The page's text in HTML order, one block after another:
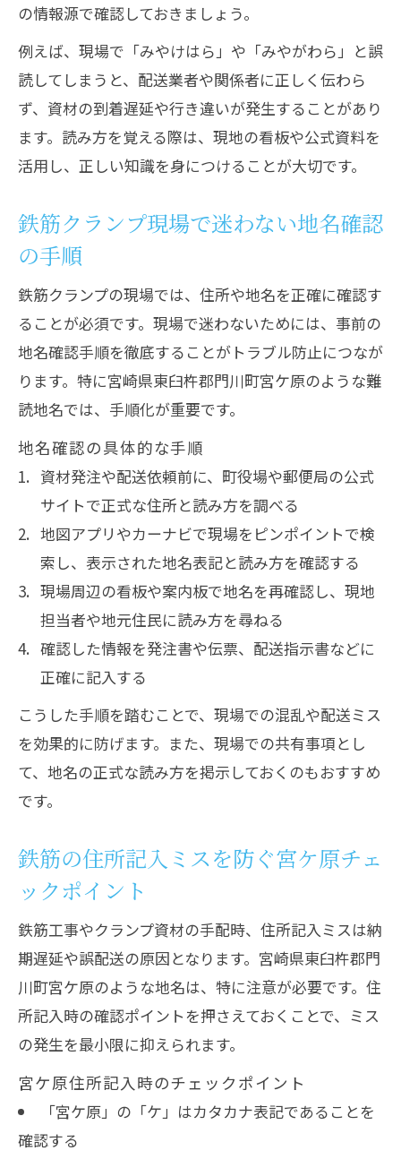
確認
鉄筋作業中に多い地名誤記の防止ポイン
ト
郵便番号検索で鉄筋現場地名を正確に把
握する方法
鉄筋の発注業務で役立つ難読地名の読み
鉄筋現場スタッフが知るべき宮ケ原の読
鉄筋工事に役立つ宮ケ原住所確認のコツ
鉄筋工事前に押さえるべき宮ケ原住所確
認術
鉄筋クランプ発注時の住所入力ミスを減
らす方法
鉄筋現場での郵便物誤送防止テクニック
鉄筋工事作業員向け宮ケ原住所の調べ方
現場効率化に繋がる鉄筋住所確認のポイ
ント
宮崎県門川町宮ケ原の難読地名を正確に把握
鉄筋工事で困らない宮ケ原地名の読み方
解説
郵便番号検索を活用した鉄筋工事地名確
認法
鉄筋クランプ業務で発生する地名誤記の
鉄筋発注時に重要な宮ケ原地名チェック
リスト
鉄筋クランプ配送時の宮ケ原読み方要点
まとめ
鉄筋現場スタッフが押さえるべき地名の
正しい読み方
ガイド
鉄筋発注時に役立つ宮ケ原地名確認のコ
の情報源で確認しておきましょう。
例えば、現場で「みやけはら」や「みやがわら」と誤
読してしまうと、配送業者や関係者に正しく伝わら
ず、資材の到着遅延や行き違いが発生することがあり
ます。読み方を覚える際は、現地の看板や公式資料を
活用し、正しい知識を身につけることが大切です。
鉄筋クランプ現場で迷わない地名確認
の手順
鉄筋クランプの現場では、住所や地名を正確に確認す
ることが必須です。現場で迷わないためには、事前の
地名確認手順を徹底することがトラブル防止につなが
ります。特に宮崎県東臼杵郡門川町宮ケ原のような難
読地名では、手順化が重要です。
地名確認の具体的な手順
資材発注や配送依頼前に、町役場や郵便局の公式
サイトで正式な住所と読み方を調べる
地図アプリやカーナビで現場をピンポイントで検
索し、表示された地名表記と読み方を確認する
現場周辺の看板や案内板で地名を再確認し、現地
担当者や地元住民に読み方を尋ねる
確認した情報を発注書や伝票、配送指示書などに
正確に記入する
こうした手順を踏むことで、現場での混乱や配送ミス
を効果的に防げます。また、現場での共有事項とし
て、地名の正式な読み方を掲示しておくのもおすすめ
です。
鉄筋の住所記入ミスを防ぐ宮ケ原チェ
ックポイント
鉄筋工事やクランプ資材の手配時、住所記入ミスは納
期遅延や誤配送の原因となります。宮崎県東臼杵郡門
川町宮ケ原のような地名は、特に注意が必要です。住
所記入時の確認ポイントを押さえておくことで、ミス
の発生を最小限に抑えられます。
宮ケ原住所記入時のチェックポイント
「宮ケ原」の「ケ」はカタカナ表記であることを
確認する